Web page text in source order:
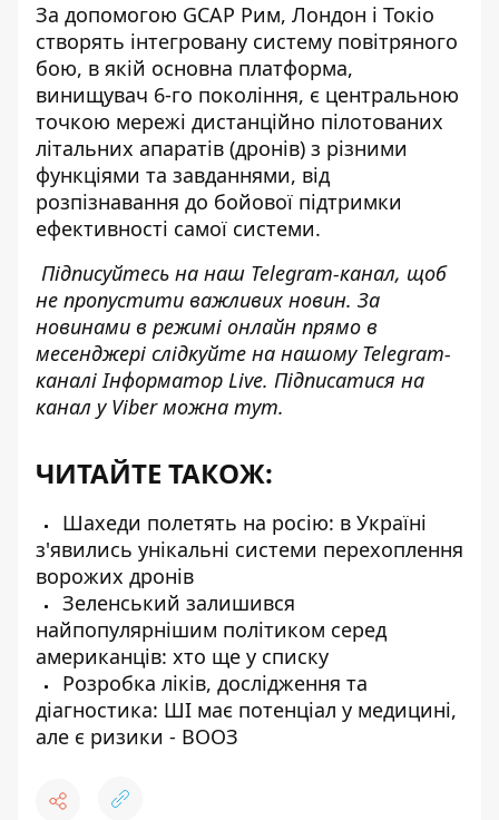
За допомогою GCAP Рим, Лондон і Токіо
створять інтегровану систему повітряного
бою, в якій основна платформа,
винищувач 6-го покоління, є центральною
точкою мережі дистанційно пілотованих
літальних апаратів (дронів) з різними
функціями та завданнями, від
розпізнавання до бойової підтримки
ефективності самої системи.
Підписуйтесь на наш Telegram-канал, щоб
не пропустити важливих новин. За
новинами в режимі онлайн прямо в
месенджері слідкуйте на нашому Telegram-
каналіІнформатор Live. Підписатися на
канал у Viber можна тут.
ЧИТАЙТЕ ТАКОЖ:
Шахеди полетять на росію: в Україні
з'явились унікальні системи перехоплення
ворожих дронів
Зеленський залишився
найпопулярнішим політиком серед
американців: хто ще у списку
Розробка ліків, дослідження та
діагностика: ШІ має потенціал у медицині,
але є ризики - ВООЗ